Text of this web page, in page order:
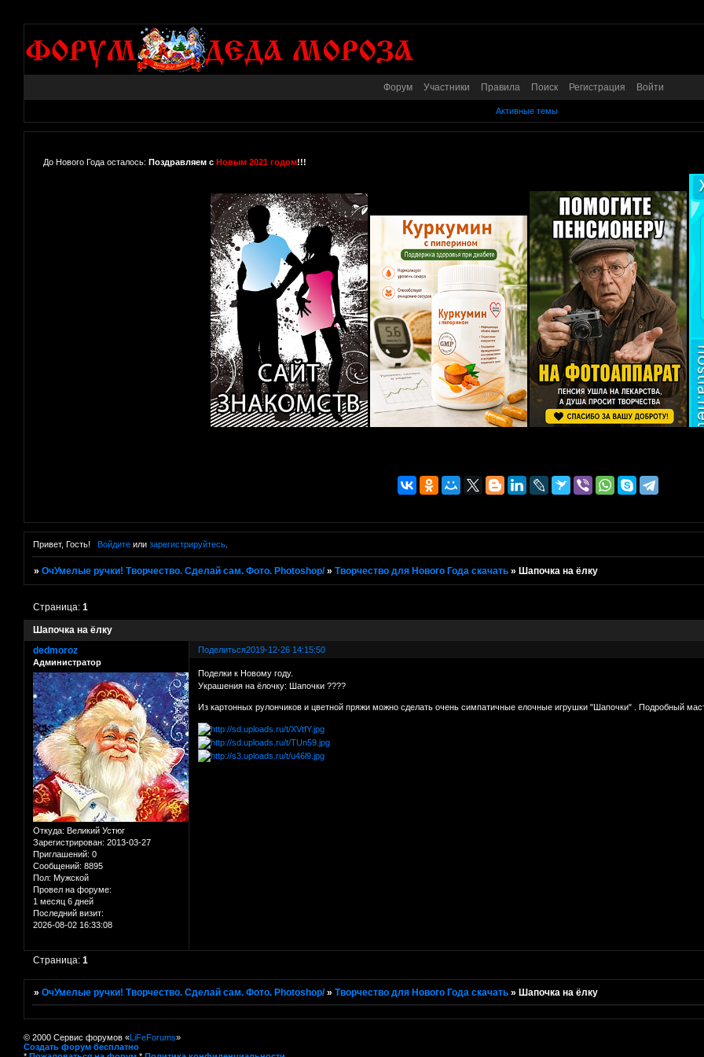
Форум Участники Правила Поиск Регистрация Войти
Активные темы
До Нового Года осталось: Поздравляем с Новым 2021 годом!!!
Привет, Гость! Войдитеили зарегистрируйтесь.
»ОчУмелые ручки! Творчество. Сделай сам. Фото. Photoshop/ »Творчество для Нового Года скачать » Шапочка на ёлку
Шапочка на ёлку
Страница:1
Поделиться2019-12-26 14:15:50
dedmoroz
Администратор
Откуда: Великий Устюг
Зарегистрирован: 2013-03-27
Приглашений: 0
Сообщений: 8895
Пол: Мужской
Провел на форуме:
1 месяц 6 дней
Последний визит:
2026-08-02 16:33:08
Поделки к Новому году.
Украшения на ёлочку: Шапочки ????
Из картонных рулончиков и цветной пряжи можно сделать очень симпатичные елочные игрушки "Шапочки" . Подробный
Страница:1
»ОчУмелые ручки! Творчество. Сделай сам. Фото. Photoshop/ »Творчество для Нового Года скачать » Шапочка на ёлку
© 2000 Сервис форумов «LiFeForums»
Создать форум бесплатно